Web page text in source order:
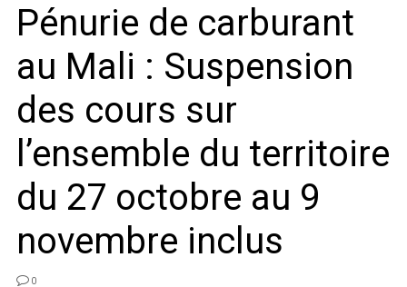
Pénurie de carburant
au Mali : Suspension
des cours sur
l’ensemble du territoire
du 27 octobre au 9
novembre inclus
0